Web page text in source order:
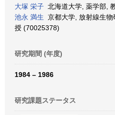
大塚 栄子 北海道大学, 薬学部,
池永 満生 京都大学, 放射線生
授 (70025378)
研究期間 (年度)
1984 – 1986
研究課題ステータス